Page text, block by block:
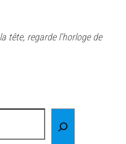
tête, regarde l’horloge de